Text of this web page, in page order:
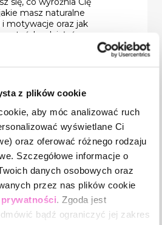
z plików cookie
aby móc analizować ruch
wyświetlane Ci
oraz oferować różnego rodzaju
Szczegółowe informacje o
danych osobowych oraz
przez nas plików cookie
. Zgoda jest
bądź ograniczyć jej zakres
masz naturalne
motywacje oraz jak
by działać z
siebie i w zgodzie ze
działaniach – od
w zespole, przez
zawodowe, aż po
opartych na zrozumieniu,
DISC D3 to więcej niż test
potencjału.
by poznać narzędzie
jak działasz, ale
właśnie tak, a nie inaczej.
do Live Meetingu i
pomoże Ci wzmocnić
odnaleźć się w